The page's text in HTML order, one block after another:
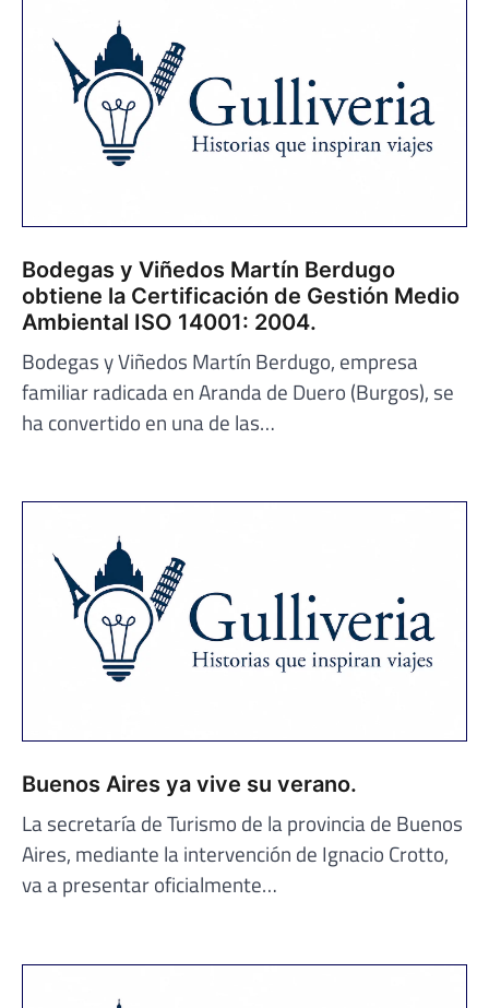
Bodegas y Viñedos Martín Berdugo
obtiene la Certificación de Gestión Medio
Ambiental ISO 14001: 2004.
Bodegas y Viñedos Martín Berdugo, empresa
familiar radicada en Aranda de Duero (Burgos), se
ha convertido en una de las…
Buenos Aires ya vive su verano.
La secretaría de Turismo de la provincia de Buenos
Aires, mediante la intervención de Ignacio Crotto,
va a presentar oficialmente…